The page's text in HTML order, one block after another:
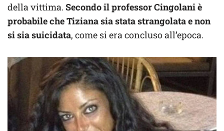
della vittima. Secondo il professor Cingolani è
probabile che Tiziana sia stata strangolata e non
si sia suicidata, come si era concluso all’epoca.